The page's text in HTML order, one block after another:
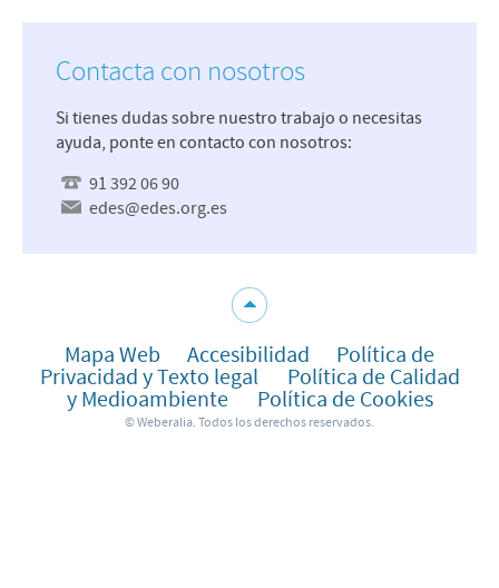
Contacta con nosotros
Si tienes dudas sobre nuestro trabajo o necesitas
ayuda, ponte en contacto con nosotros:
91 392 06 90
edes@edes.org.es
Mapa Web Accesibilidad
Política de
Privacidad y Texto legal
Política de Calidad
y Medioambiente
Política de Cookies
© Weberalia. Todos los derechos reservados.